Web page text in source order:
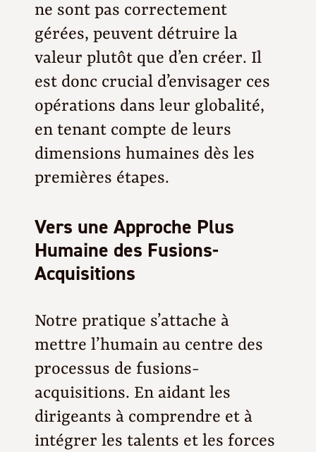
ne sont pas correctement
gérées, peuvent détruire la
valeur plutôt que d’en créer. Il
est donc crucial d’envisager ces
opérations dans leur globalité,
en tenant compte de leurs
dimensions humaines dès les
premières étapes.
Vers une Approche Plus
Humaine des Fusions-
Acquisitions
Notre pratique s’attache à
mettre l’humain au centre des
processus de fusions-
acquisitions. En aidant les
dirigeants à comprendre et à
intégrer les talents et les forces